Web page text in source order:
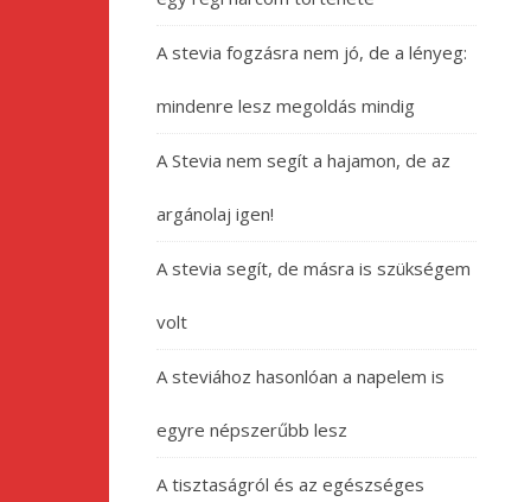
A stevia fogzásra nem jó, de a lényeg:
mindenre lesz megoldás mindig
A Stevia nem segít a hajamon, de az
argánolaj igen!
A stevia segít, de másra is szükségem
volt
A steviához hasonlóan a napelem is
egyre népszerűbb lesz
A tisztaságról és az egészséges